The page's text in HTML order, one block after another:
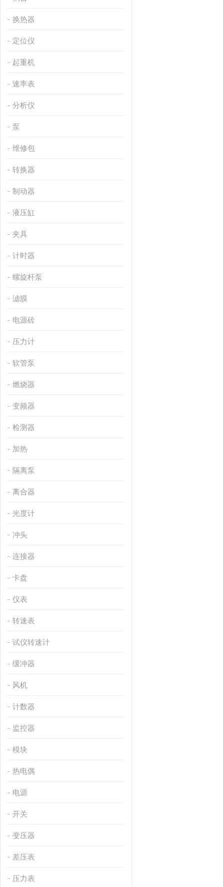
换热器
定位仪
起重机
速率表
分析仪
泵
维修包
转换器
制动器
液压缸
夹具
计时器
螺旋杆泵
滤膜
电源砖
压力计
软管泵
燃烧器
变频器
检测器
加热
隔离泵
离合器
光度计
冲头
连接器
卡盘
仪表
转速表
试仪转速计
缓冲器
风机
计数器
监控器
模块
热电偶
电源
开关
变压器
差压表
压力表